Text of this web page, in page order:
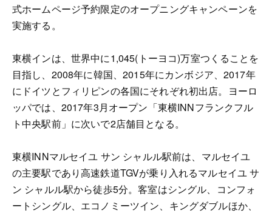
式ホームページ予約限定のオープニングキャンペーンを
実施する。
東横インは、世界中に1,045(トーヨコ)万室つくることを
目指し、2008年に韓国、2015年にカンボジア、2017年
にドイツとフィリピンの各国にそれぞれ初出店。ヨーロ
ッパでは、2017年3月オープン「東横INNフランクフル
ト中央駅前」に次いで2店舗目となる。
東横INNマルセイユ サン シャルル駅前は、マルセイユ
の主要駅であり高速鉄道TGVが乗り入れるマルセイユ サ
ン シャルル駅から徒歩5分。客室はシングル、コンフォ
ートシングル、エコノミーツイン、キングダブルほか、